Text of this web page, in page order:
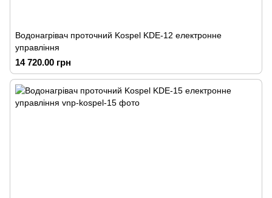
Водонагрівач проточний Kospel KDE-12 електронне
управління
14 720.00 грн